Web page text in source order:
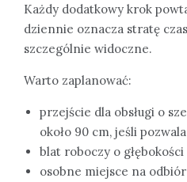
Każdy dodatkowy krok
dziennie oznacza stratę
szczególnie widoczne.
Warto zaplanować:
przejście dla obsługi o
około 90 cm, jeśli
blat roboczy o głębokości
osobne miejsce na